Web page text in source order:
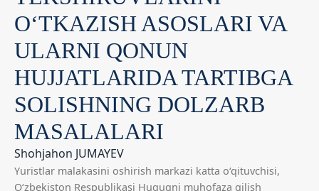
O‘TKAZISH ASOSLARI VA
ULARNI QONUN
HUJJATLARIDA TARTIBGA
SOLISHNING DOLZARB
MASALALARI
Shohjahon JUMAYEV
Yuristlar malakasini oshirish markazi katta o‘qituvchisi,
O‘zbekiston Respublikasi Huquqni muhofaza qilish